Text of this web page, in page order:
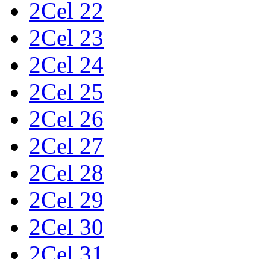
2Cel 22
2Cel 23
2Cel 24
2Cel 25
2Cel 26
2Cel 27
2Cel 28
2Cel 29
2Cel 30
2Cel 31